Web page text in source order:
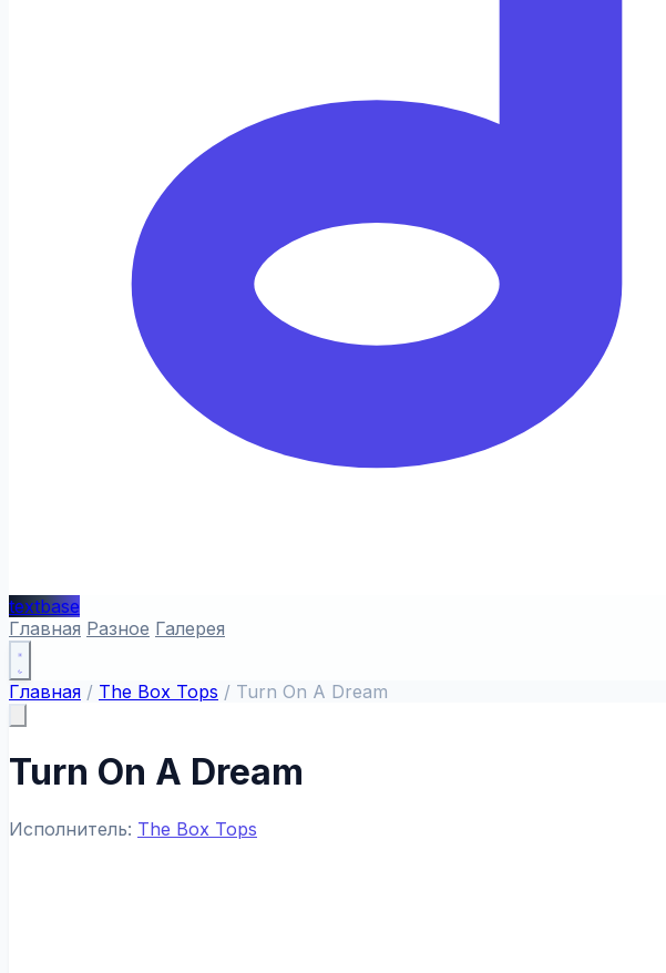
textbase
Главная Разное Галерея
Главная / The Box Tops / Turn On A Dream
Turn On A Dream
Исполнитель: The Box Tops